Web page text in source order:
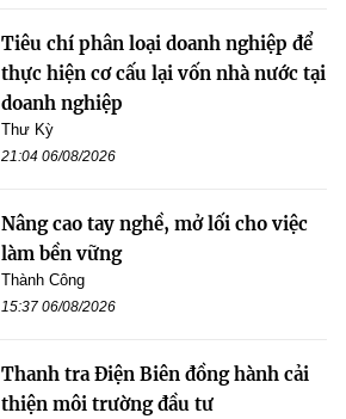
Tiêu chí phân loại doanh nghiệp để
thực hiện cơ cấu lại vốn nhà nước tại
doanh nghiệp
Thư Kỳ
21:04 06/08/2026
Nâng cao tay nghề, mở lối cho việc
làm bền vững
Thành Công
15:37 06/08/2026
Thanh tra Điện Biên đồng hành cải
thiện môi trường đầu tư